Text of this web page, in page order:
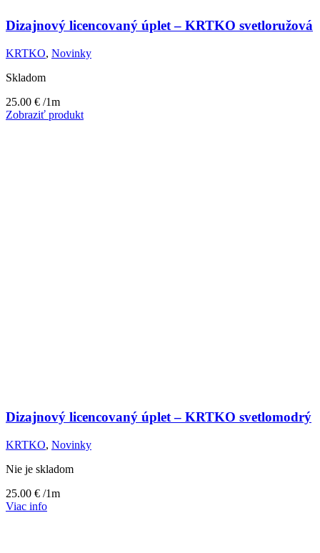
Dizajnový licencovaný úplet – KRTKO svetloružová
KRTKO, Novinky
Skladom
25.00 € /1m
Zobraziť produkt
Dizajnový licencovaný úplet – KRTKO svetlomodrý
KRTKO, Novinky
Nie je skladom
25.00 € /1m
Viac info